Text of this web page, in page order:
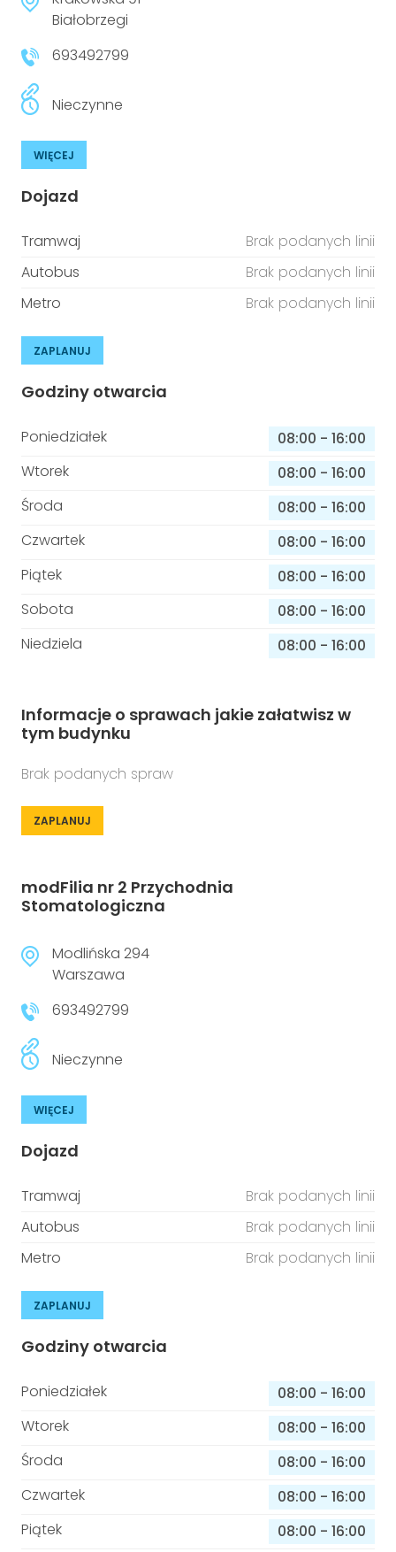
niepełnosprawnościami
Prawo
Prawa osób z niepełnosprawnościami
Aktualności
Urządzenia IoT
Białobrzegi
693492799
Nieczynne
WIĘCEJ
Dojazd
Tramwaj
Brak podanych linii
Autobus
Brak podanych linii
Metro
Brak podanych linii
ZAPLANUJ
Godziny otwarcia
Poniedziałek 08:00 - 16:00
Wtorek
08:00 - 16:00
Środa
08:00 - 16:00
Czwartek
08:00 - 16:00
Piątek
08:00 - 16:00
Sobota
08:00 - 16:00
Niedziela
08:00 - 16:00
Informacje o sprawach jakie załatwisz w
tym budynku
Brak podanych spraw
ZAPLANUJ
modFilia nr 2 Przychodnia
Stomatologiczna
Modlińska 294
Warszawa
693492799
Nieczynne
WIĘCEJ
Dojazd
Tramwaj
Brak podanych linii
Autobus
Brak podanych linii
Metro
Brak podanych linii
ZAPLANUJ
Godziny otwarcia
Poniedziałek 08:00 - 16:00
Wtorek
08:00 - 16:00
Środa
08:00 - 16:00
Czwartek
08:00 - 16:00
Piątek
08:00 - 16:00